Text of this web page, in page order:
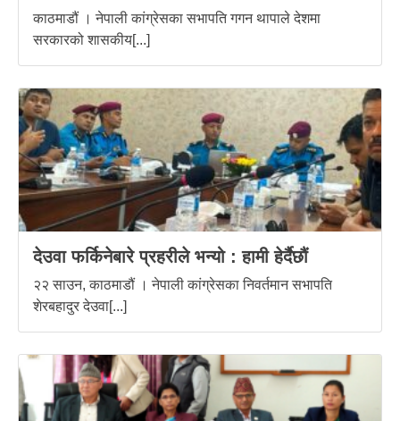
काठमाडौं । नेपाली कांग्रेसका सभापति गगन थापाले देशमा
सरकारको शासकीय[...]
देउवा फर्किनेबारे प्रहरीले भन्यो : हामी हेर्दैछौं
२२ साउन, काठमाडौं । नेपाली कांग्रेसका निवर्तमान सभापति
शेरबहादुर देउवा[...]